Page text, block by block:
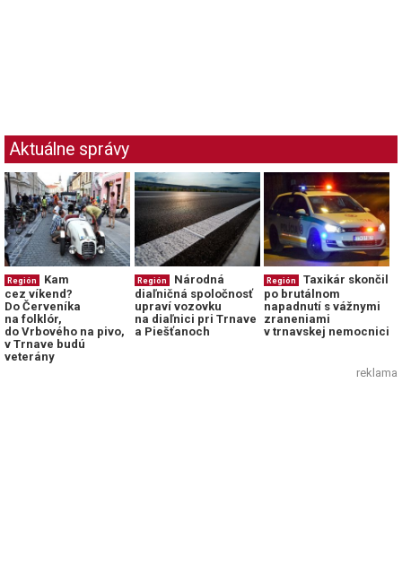
Aktuálne správy
Región
Kam
cez víkend?
Do Červeníka
na folklór,
do Vrbového na pivo,
v Trnave budú
veterány
Región
Národná
diaľničná spoločnosť
upraví vozovku
na diaľnici pri Trnave
a Piešťanoch
Región
Taxikár skončil
po brutálnom
napadnutí s vážnymi
zraneniami
v trnavskej nemocnici
reklama